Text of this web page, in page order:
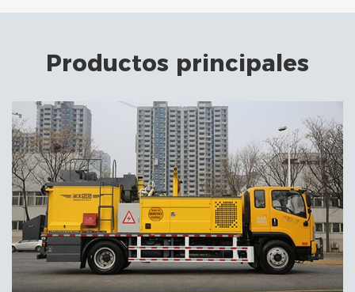
Productos principales